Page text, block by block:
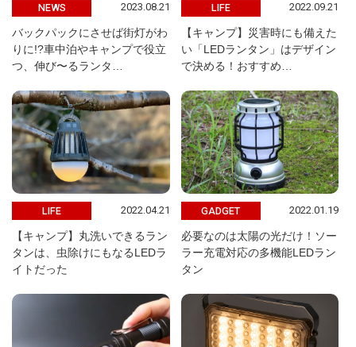
NEWS 2023.08.21
バックパックにさせば街灯がわ
りに!?車中泊やキャンプで役立
つ、伸び〜るランタ…
LIFE 2022.09.21
【キャンプ】災害時にも備えた
い「LEDランタン」はデザイン
で決める！おすすめ…
LIFE 2022.04.21
【キャンプ】丸洗いできるラン
タンは、虫除けにもなるLEDラ
イトだった
GADGET 2022.01.19
必要なのは太陽の光だけ！ソー
ラー充電対応の多機能LEDラン
タン